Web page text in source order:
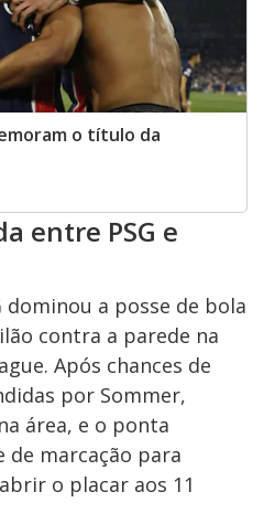
o título da
entre PSG e
dominou a posse de bola
contra a parede na
Após chances de
por Sommer,
área, e o ponta
marcação para
o placar aos 11